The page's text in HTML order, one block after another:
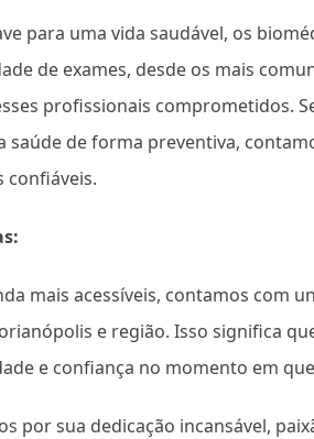
para uma vida saudável, os
de exames, desde os mais
profissionais comprometidos.
de forma preventiva,
confiáveis.
mais acessíveis, contamos com
e região. Isso significa
e confiança no momento em
por sua dedicação incansável,